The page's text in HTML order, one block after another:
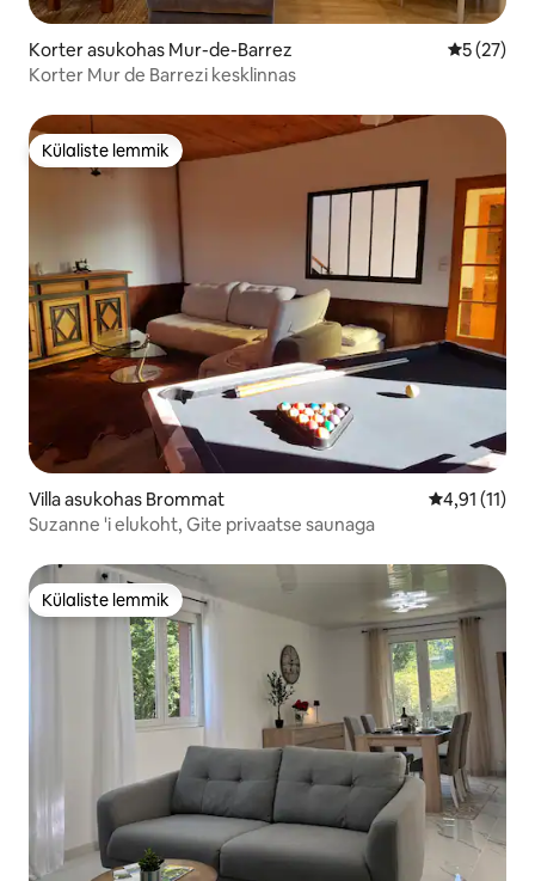
Korter asukohas Mur-de-Barrez Keskmine
5 (27)
Korter Mur de Barrezi kesklinnas
Külaliste lemmik
Külaliste lemmik
Villa asukohas Brommat Keskmine
4,91 (11)
Suzanne 'i elukoht, Gite privaatse saunaga
Külaliste lemmik
Külaliste lemmik